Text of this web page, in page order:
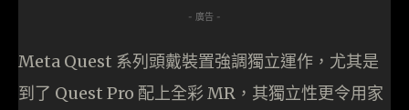
- 廣告 -
Meta Quest 系列頭戴裝置強調獨立運作，尤其是
到了 Quest Pro 配上全彩 MR，其獨立性更令用家